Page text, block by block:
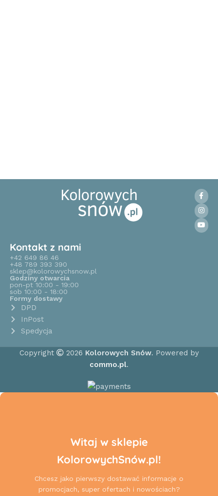
Kontakt z nami
+42 649 86 46
+48 789 393 390
sklep@kolorowychsnow.pl
Godziny otwarcia
pon-pt 10:00 - 19:00
sob 10:00 - 18:00
Formy dostawy
DPD
InPost
Spedycja
Copyright 2026 Kolorowych Snów. Powered by
commo.pl.
Witaj w sklepie
KolorowychSnów.pl!
Chcesz jako pierwszy dostawać informacje o
promocjach, super ofertach i nowościach?